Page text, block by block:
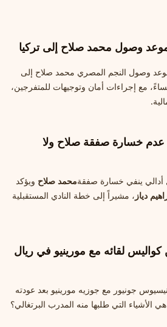
وصول محمد صلاح إلى تركيا
وصول النجم المصري محمد صلاح إلى
مع إجراءات أمان وتوجيهات للمتفرجين،
خسارة صفقة صلاح ولا
ينفي خسارة صفقةمحمد صلاح ويؤكد
دياز ، مشيراً إلى خطة النادي المستقبلية
لقائه مع مورينيو في ريال
جونيور مع جوزيه مورينيو بعد عودته
الأشياء التي طلبها منه المدرب البرتغالي؟